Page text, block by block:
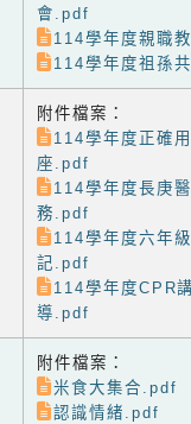
會.pdf
114學年度親職
114學年度祖孫
附件檔案：
114學年度正確
座.pdf
114學年度長庚
務.pdf
114學年度六年
記.pdf
114學年度CPR
導.pdf
附件檔案：
米食大集合.pdf
認識情緒.pdf